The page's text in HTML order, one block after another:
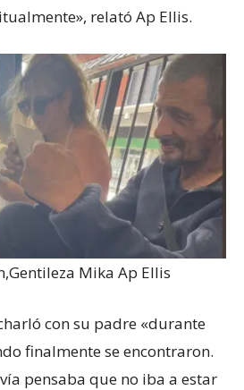
relató Ap Ellis.
Gentileza Mika Ap Ellis
con su padre «durante
finalmente se encontraron.
pensaba que no iba a estar